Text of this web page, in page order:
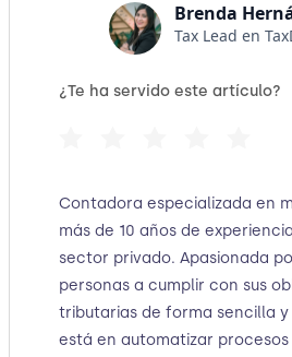
Brenda
Tax Lead en
¿Te ha servido este artículo?
Contadora especializada en
más de 10 años de
sector privado. Apasionada
personas a cumplir con sus
tributarias de forma sencilla y
está en automatizar